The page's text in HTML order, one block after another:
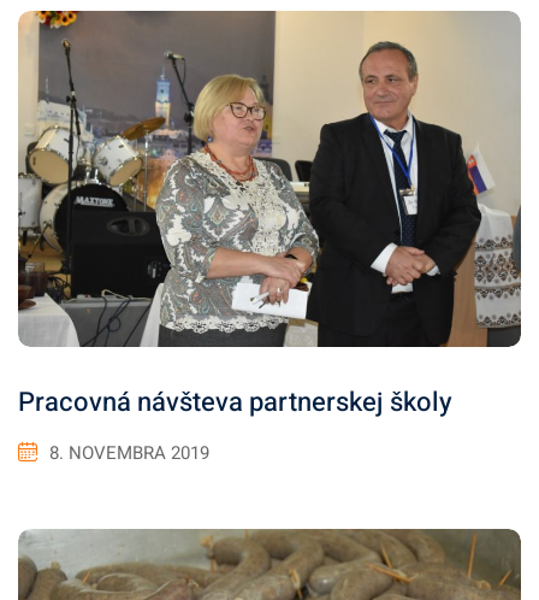
Pracovná návšteva partnerskej školy
8. NOVEMBRA 2019